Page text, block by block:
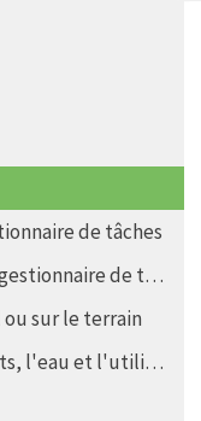
de tâches
de tâches
sur le terrain
l'utilisation du sol